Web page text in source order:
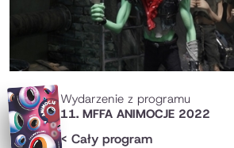
Wydarzenie z programu
11. MFFA ANIMOCJE 2022
< Cały program